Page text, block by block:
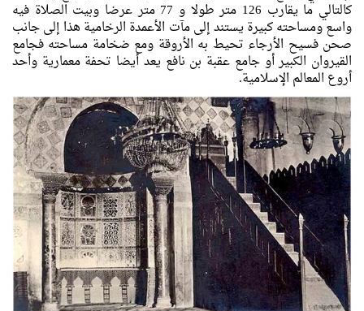
كالتالي ما يقارب 126 متر طولا و 77 متر عرضا وبيت الصلاة فيه
واسع ومساحته كبيرة يستند إلى مآت الأعمدة الرخامية هذا إلى جانب
صحن فسيح الأرجاء تحيط به الأروقة ومع ضخامة مساحته فجامع
القيروان الكبير أو جامع عقبة بن نافع يعد أيضا تحفة معمارية وأحد
أروع المعالم الإسلامية.